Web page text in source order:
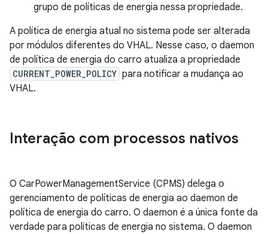
grupo de políticas de energia nessa propriedade.
A política de energia atual no sistema pode ser alterada
por módulos diferentes do VHAL. Nesse caso, o daemon
de política de energia do carro atualiza a propriedade
CURRENT_POWER_POLICY para notificar a mudança ao
VHAL.
Interação com processos nativos
O CarPowerManagementService (CPMS) delega o
gerenciamento de políticas de energia ao daemon de
política de energia do carro. O daemon é a única fonte da
verdade para políticas de energia no sistema. O daemon